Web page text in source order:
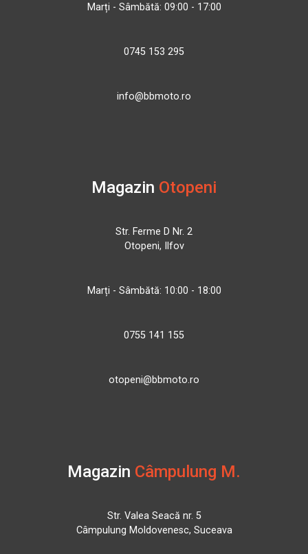
Marți - Sâmbătă: 09:00 - 17:00
0745 153 295
info@bbmoto.ro
Magazin Otopeni
Str. Ferme D Nr. 2
Otopeni, Ilfov
Marți - Sâmbătă: 10:00 - 18:00
0755 141 155
otopeni@bbmoto.ro
Magazin Câmpulung M.
Str. Valea Seacă nr. 5
Câmpulung Moldovenesc, Suceava